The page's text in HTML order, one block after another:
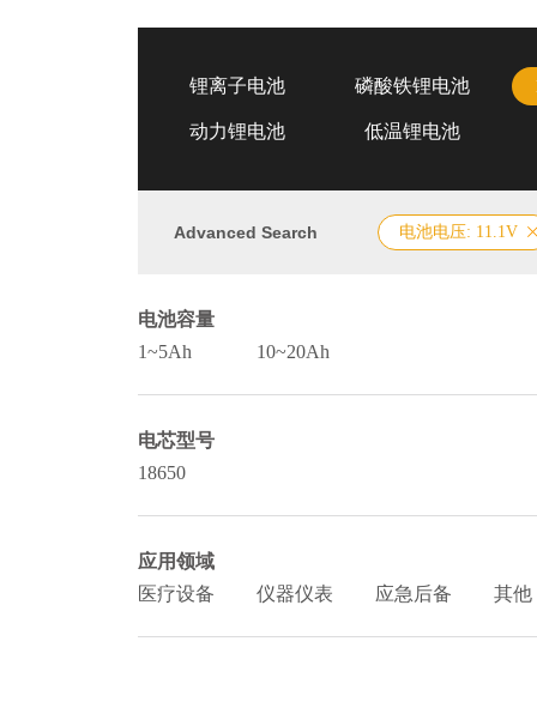
锂离子电池 磷酸铁锂电池
动力锂电池 低温锂电池
Advanced Search 电池电压: 11.1V
电池容量
1~5Ah
10~20Ah
电芯型号
18650
应用领域
医疗设备
仪器仪表 应急后备 其他